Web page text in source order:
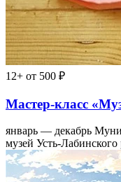
12+ от 500 ₽
Мастер-класс
январь — декабрь
музей Усть-Лабинского